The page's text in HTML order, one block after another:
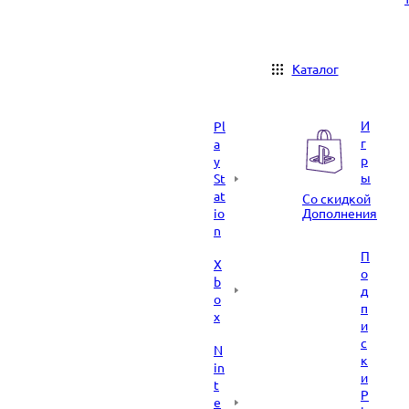
Каталог
Pl
a
y
St
at
io
n
X
b
o
x
N
in
t
e
И
г
р
ы
Со скидкой
Дополнения
П
о
д
п
и
с
к
и
P